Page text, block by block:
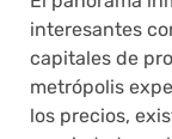
interesantes
capitales de
metrópolis
los precios,